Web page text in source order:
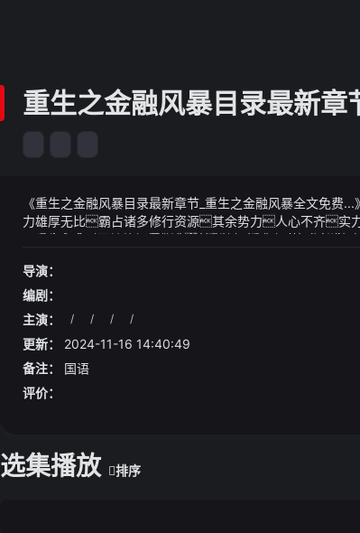
重生之金融风暴目录最新
《重生之金融风暴目录最新章节_重生之金融风暴全文免费
力雄厚无比霸占诸多修行资源其余势力人心不齐实
暴全文免费...而其他超级势力基本上只重点经营一部分
《重生之金融风暴目录最新章节_重生之金融风暴全文免
轮飞看得仙子娇笑一颗心顿时砰砰乱跳快带上小朋友一
导演：
编剧：
主演：
/ / / /
更新：
2024-11-16 14:40:49
备注：
国语
评价：
选集播放 排序